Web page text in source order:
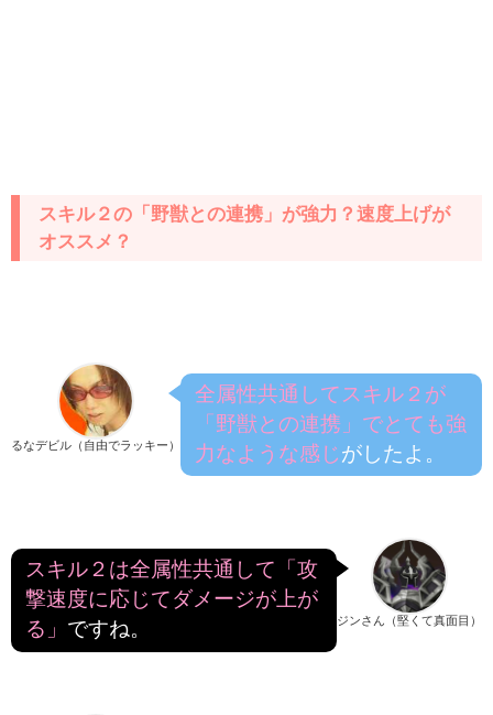
スキル２の「野獣との連携」が強力？速度上げが
オススメ？
るなデビル（自由でラッキー）
全属性共通してスキル２が
「野獣との連携」でとても強
力なような感じ がしたよ。
ジンさん（堅くて真面目）
スキル２は全属性共通して「攻
撃速度に応じてダメージが上が
る」 ですね。